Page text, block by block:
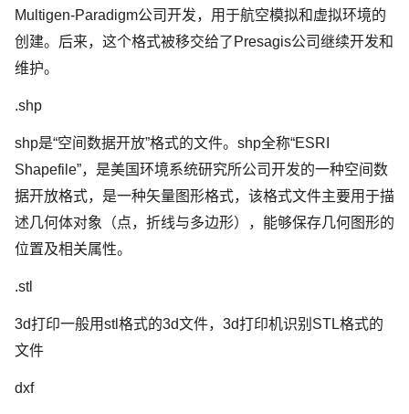
Multigen-Paradigm公司开发，用于航空模拟和虚拟环境的
创建。后来，这个格式被移交给了Presagis公司继续开发和
维护。
.shp
shp是“空间数据开放”格式的文件。shp全称“ESRI
Shapefile”，是美国环境系统研究所公司开发的一种空间数
据开放格式，是一种矢量图形格式，该格式文件主要用于描
述几何体对象（点，折线与多边形），能够保存几何图形的
位置及相关属性。
.stl
3d打印一般用stl格式的3d文件，3d打印机识别STL格式的
文件
dxf